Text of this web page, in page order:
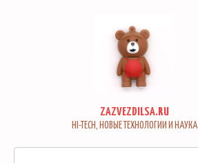
ZAZVEZDILSA.RU
HI-TECH, НОВЫЕ ТЕХНОЛОГИИ И НАУКА